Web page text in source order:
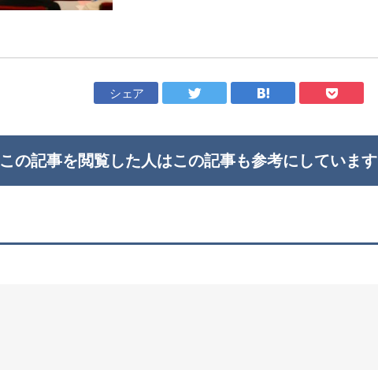
シェア
この記事を閲覧した人はこの記事も参考にしています